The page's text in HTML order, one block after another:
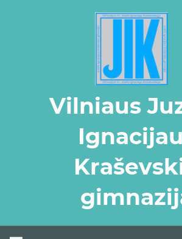
Vilniaus